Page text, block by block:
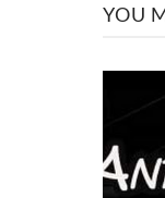
YOU